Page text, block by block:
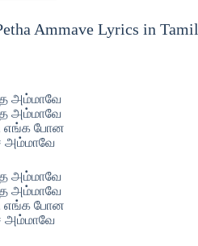
Ammave Lyrics in Tamil
அம்மாவே
அம்மாவே
எங்க போன
அம்மாவே
அம்மாவே
அம்மாவே
எங்க போன
அம்மாவே